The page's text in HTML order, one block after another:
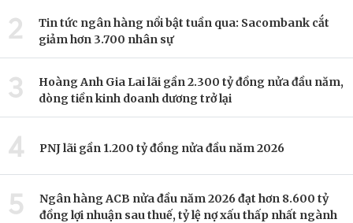
2
Tin tức ngân hàng nổi bật tuần qua: Sacombank cắt
giảm hơn 3.700 nhân sự
3
Hoàng Anh Gia Lai lãi gần 2.300 tỷ đồng nửa đầu năm,
dòng tiền kinh doanh dương trở lại
4 PNJ lãi gần 1.200 tỷ đồng nửa đầu năm 2026
5
Ngân hàng ACB nửa đầu năm 2026 đạt hơn 8.600 tỷ
đồng lợi nhuận sau thuế, tỷ lệ nợ xấu thấp nhất ngành